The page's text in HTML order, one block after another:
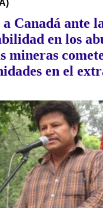
a Canadá ante
en los
mineras
en el